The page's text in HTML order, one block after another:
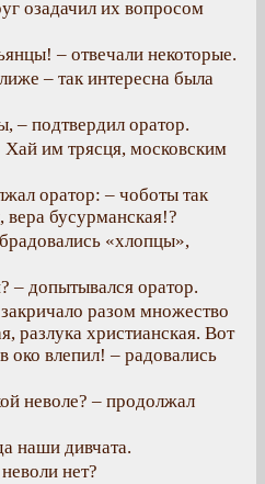
озадачил их вопросом
– отвечали некоторые.
– так интересна была
– подтвердил оратор.
им трясця, московским
оратор: – чоботы так
бусурманская!?
«хлопцы»,
– допытывался оратор.
разом множество
разлука христианская. Вот
око влепил! – радовались
неволе? – продолжал
наши дивчата.
нет?